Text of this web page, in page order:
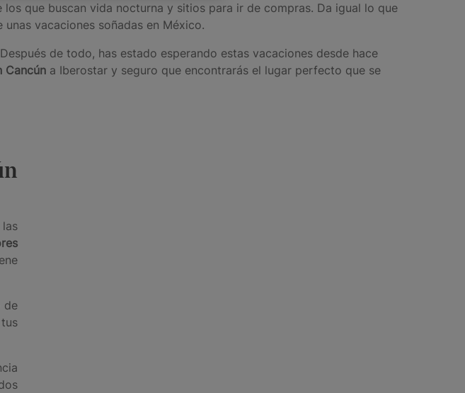
los que buscan vida nocturna y sitios para ir de compras. Da igual lo que
vacaciones soñadas en México.
de todo, has estado esperando estas vacaciones desde hace
Cancún a Iberostar y seguro que encontrarás el lugar perfecto que se
de